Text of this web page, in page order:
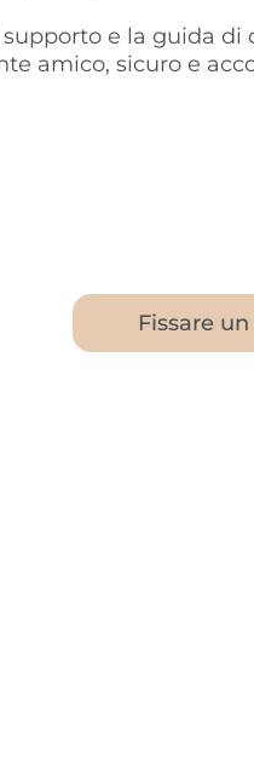
e la guida di
amico, sicuro e
Fissare